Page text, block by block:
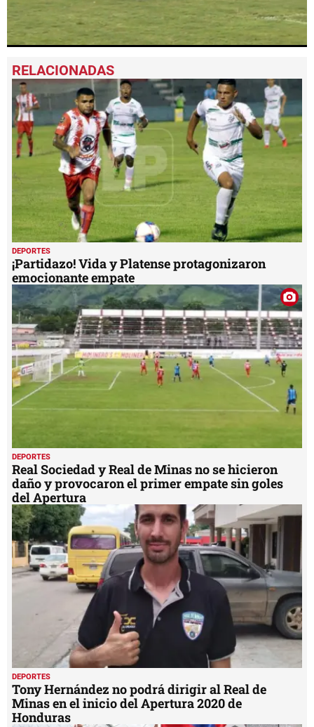
seconds
of
seconds
DEPORTES
¡Partidazo! Vida y Platense protagonizaron
emocionante empate
DEPORTES
Real Sociedad y Real de Minas no se hicieron
daño y provocaron el primer empate sin goles
del Apertura
DEPORTES
Tony Hernández no podrá dirigir al Real de
Minas en el inicio del Apertura 2020 de
Honduras